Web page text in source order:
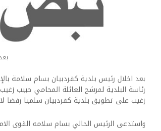
بعد اخلال رئيس بلدية كفردبيان بسام سلامة
زغيب على تطويق بلدية كفردبيان سلميا رفضا
واستدعى الرئيس الحالي بسام سلامه القوى